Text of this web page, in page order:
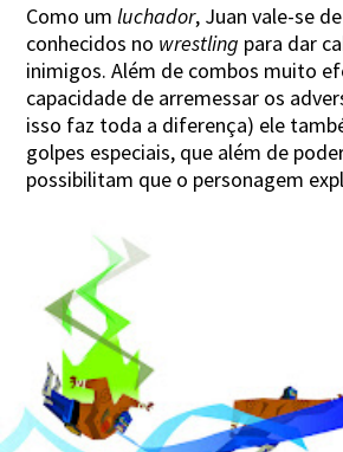
Como um luchador, Juan vale-se
conhecidos no wrestling para dar
inimigos. Além de combos muito
capacidade de arremessar os
isso faz toda a diferença) ele
golpes especiais, que além de
possibilitam que o personagem